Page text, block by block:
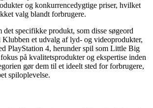
og konkurrencedygtige priser, hvilket
valg blandt forbrugere.
det specifikke produkt, som disse søgeord
et udvalg af lyd- og videoprodukter,
PlayStation 4, herunder spil som Little Big
på kvalitetsprodukter og ekspertise inden
gør dem til et ideelt sted for forbrugere,
spiloplevelse.